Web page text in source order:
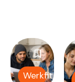
Werkfit